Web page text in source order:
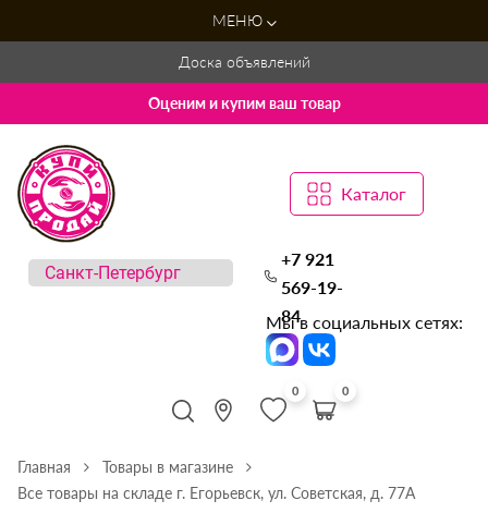
МЕНЮ
Доска объявлений
Оценим и купим ваш товар
Каталог
+7 921
569-19-
84
Мы в социальных сетях:
0 0
Главная
Товары в магазине
Все товары на складе г. Егорьевск, ул. Советская, д. 77А